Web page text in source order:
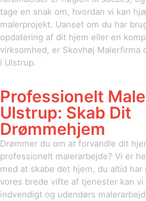
tage en snak om, hvordan vi kan
malerprojekt. Uanset om du har
opdatering af dit hjem eller en
virksomhed, er Skovhøj Malerfirma
i Ulstrup.
Professionelt
Ulstrup: Skab Dit
Drømmehjem
Drømmer du om at forvandle dit
professionelt malerarbejde? Vi er
med at skabe det hjem, du altid har
vores brede vifte af tjenester kan vi
indvendigt og udendørs